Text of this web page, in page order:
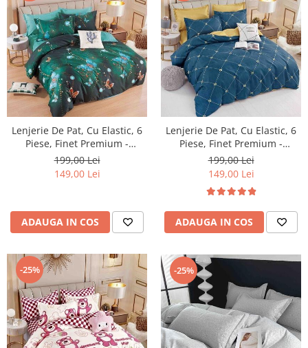
Lenjerie De Pat, Cu Elastic, 6
Piese, Finet Premium -
LPBF6PE29
199,00 Lei
149,00 Lei
ADAUGA IN COS
Lenjerie De Pat, Cu Elastic, 6
Piese, Finet Premium -
LPBF6PE30
199,00 Lei
149,00 Lei
ADAUGA IN COS
-25% -25%